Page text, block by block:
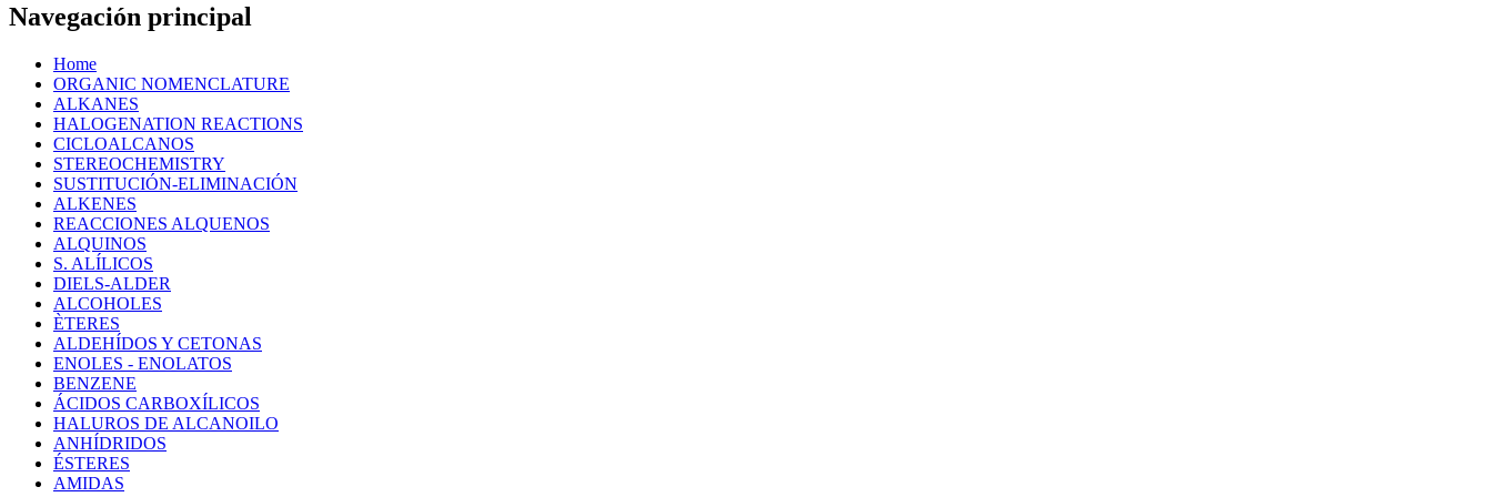
Navegación principal
Home
ORGANIC NOMENCLATURE
ALKANES
HALOGENATION REACTIONS
CICLOALCANOS
STEREOCHEMISTRY
SUSTITUCIÓN-ELIMINACIÓN
ALKENES
REACCIONES ALQUENOS
ALQUINOS
S. ALÍLICOS
DIELS-ALDER
ALCOHOLES
ÈTERES
ALDEHÍDOS Y CETONAS
ENOLES - ENOLATOS
BENZENE
ÁCIDOS CARBOXÍLICOS
HALUROS DE ALCANOILO
ANHÍDRIDOS
ÉSTERES
AMIDAS